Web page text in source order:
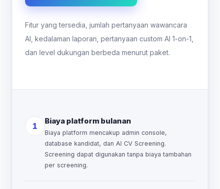
Fitur yang tersedia, jumlah pertanyaan wawancara
AI, kedalaman laporan, pertanyaan custom AI 1-on-1,
dan level dukungan berbeda menurut paket.
1
Biaya platform bulanan
Biaya platform mencakup admin console,
database kandidat, dan AI CV Screening.
Screening dapat digunakan tanpa biaya tambahan
per screening.